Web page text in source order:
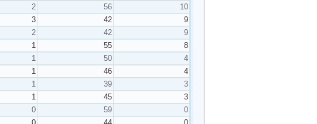
2 56
10
3 42
9
2 42
9
1 55
8
1 50
4
1 46
4
1 39
3
1 45
3
0 59
0